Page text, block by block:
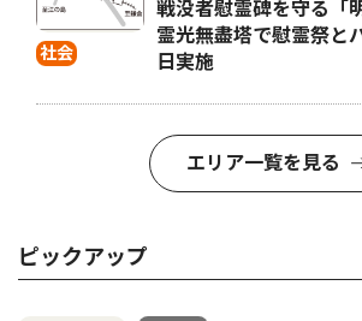
社会
戦没者慰霊碑を守る「
霊光無盡塔で慰霊祭と
日実施
エリア一覧を見る
ピックアップ